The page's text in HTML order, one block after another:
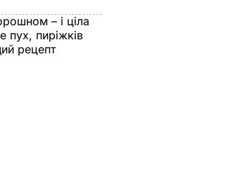
Саме борцям
потрібна
– і ціла
пух, пиріжків
рецепт